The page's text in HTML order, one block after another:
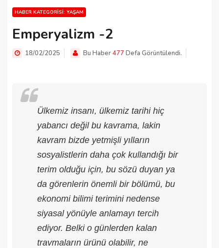
HABER KATEGORISI: YAŞAM
Emperyalizm -2
18/02/2025 Bu Haber477 Defa Görüntülendi.
Ülkemiz insanı, ülkemiz tarihi hiç
yabancı değil bu kavrama, lakin
kavram bizde yetmişli yılların
sosyalistlerin daha çok kullandığı bir
terim olduğu için, bu sözü duyan ya
da görenlerin önemli bir bölümü, bu
ekonomi bilimi terimini nedense
siyasal yönüyle anlamayı tercih
ediyor. Belki o günlerden kalan
travmaların ürünü olabilir, ne